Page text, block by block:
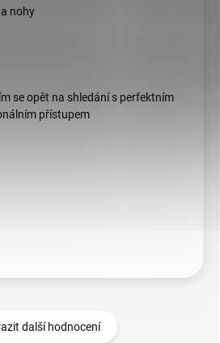
nohy
se opět na shledání s perfektním
přístupem
další hodnocení